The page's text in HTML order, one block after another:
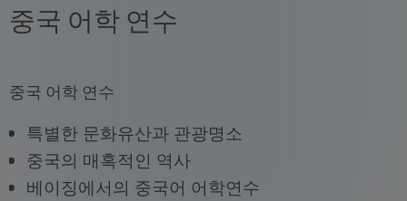
중국 어학 연수
중국 어학 연수
특별한 문화유산과 관광명소
중국의 매혹적인 역사
베이징에서의 중국어 어학연수